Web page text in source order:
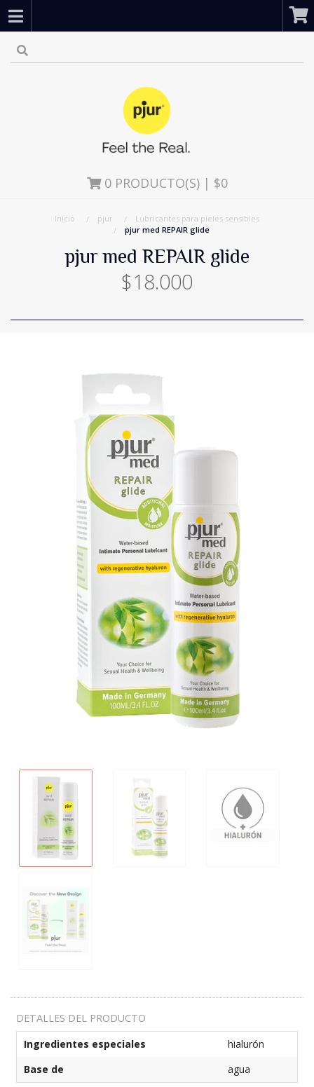
0PRODUCTO(S) | $0
Inicio pjur
Lubricantes para pieles sensibles
pjur med REPAIR glide
pjur med REPAIR glide
$18.000
DETALLES DEL PRODUCTO
Ingredientes especiales
hialurón
Base de
agua